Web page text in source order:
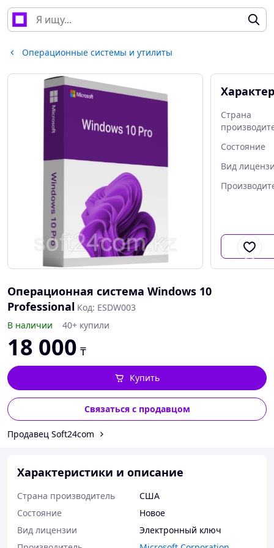
Операционные системы и утилиты
Страна
Состояние
Вид
Операционная система Windows 10
Professional Код: ESDW003
В наличии
40+ купили
18 000 ₸
Купить
Связаться с продавцом
Продавец Soft24com
Характеристики и описание
Страна производитель
США
Состояние
Новое
Вид лицензии
Электронный ключ